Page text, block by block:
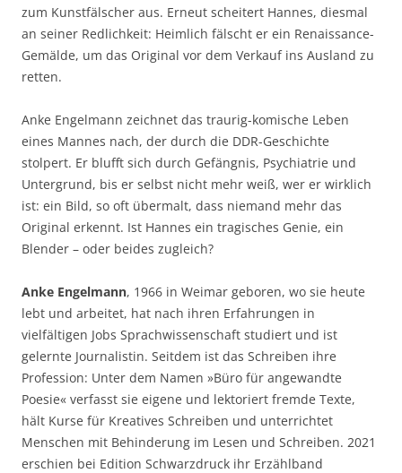
zum Kunstfälscher aus. Erneut scheitert Hannes, diesmal
an seiner Redlichkeit: Heimlich fälscht er ein Renaissance-
Gemälde, um das Original vor dem Verkauf ins Ausland zu
retten.
Anke Engelmann zeichnet das traurig-komische Leben
eines Mannes nach, der durch die DDR-Geschichte
stolpert. Er blufft sich durch Gefängnis, Psychiatrie und
Untergrund, bis er selbst nicht mehr weiß, wer er wirklich
ist: ein Bild, so oft übermalt, dass niemand mehr das
Original erkennt. Ist Hannes ein tragisches Genie, ein
Blender – oder beides zugleich?
Anke Engelmann, 1966 in Weimar geboren, wo sie heute
lebt und arbeitet, hat nach ihren Erfahrungen in
vielfältigen Jobs Sprachwissenschaft studiert und ist
gelernte Journalistin. Seitdem ist das Schreiben ihre
Profession: Unter dem Namen »Büro für angewandte
Poesie« verfasst sie eigene und lektoriert fremde Texte,
hält Kurse für Kreatives Schreiben und unterrichtet
Menschen mit Behinderung im Lesen und Schreiben. 2021
erschien bei Edition Schwarzdruck ihr Erzählband